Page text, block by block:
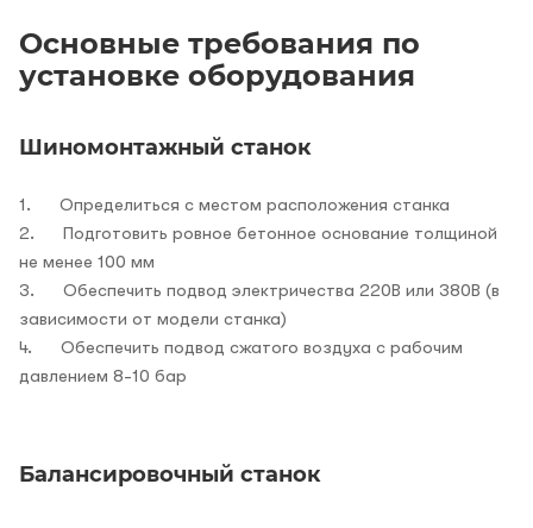
Основные требования по
установке оборудования
Шиномонтажный станок
1. Определиться с местом расположения станка
2. Подготовить ровное бетонное основание толщиной
не менее 100 мм
3. Обеспечить подвод электричества 220В или 380В (в
зависимости от модели станка)
4. Обеспечить подвод сжатого воздуха с рабочим
давлением 8-10 бар
Балансировочный станок